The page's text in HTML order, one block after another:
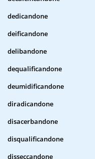
dedicandone
deificandone
delibandone
dequalificandone
deumidificandone
diradicandone
disacerbandone
disqualificandone
disseccandone